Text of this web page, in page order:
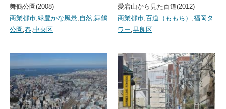
舞鶴公園(2008)
商業都市,緑豊かな風景,自然,舞鶴
公園 ,春,中央区
愛宕山から見た百道(2012)
商業都市,百道（ももち） ,福岡タ
ワー,早良区